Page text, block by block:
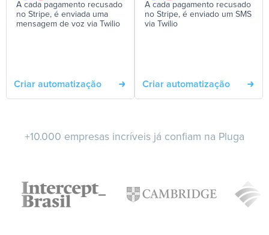
A cada pagamento recusado
no Stripe, é enviada uma
mensagem de voz via Twilio
Criar automatização
A cada pagamento recusado
no Stripe, é enviado um SMS
via Twilio
Criar automatização
+10.000 empresas incríveis já confiam na Pluga